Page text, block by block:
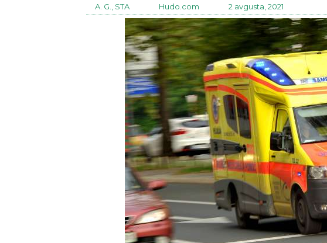
A. G., STA Hudo.com 2 avgusta, 2021